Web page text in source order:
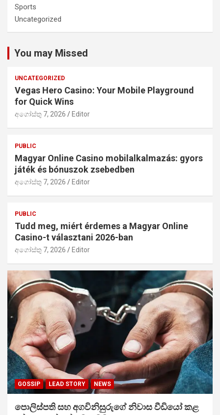
Sports
Uncategorized
You may Missed
UNCATEGORIZED
Vegas Hero Casino: Your Mobile Playground
for Quick Wins
අගෝස්තු 7, 2026 Editor
PUBLIC
Magyar Online Casino mobilalkalmazás: gyors
játék és bónuszok zsebedben
අගෝස්තු 7, 2026 Editor
PUBLIC
Tudd meg, miért érdemes a Magyar Online
Casino-t választani 2026-ban
අගෝස්තු 7, 2026 Editor
GOSSIP LEAD STORY NEWS
පොලිස්පති සහ අගවිනිසුරුගේ නිවාස වීඩියෝ කළ